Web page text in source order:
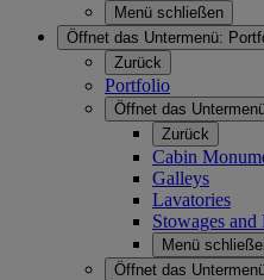
Menü schließen
Öffnet das Untermenü:
Zurück
Portfolio
Öffnet das
Zurück
Cabin
Galleys
Lavatories
Stowages
Menü
Öffnet das